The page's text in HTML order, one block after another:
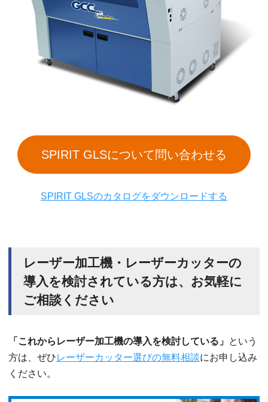
SPIRIT GLSについて問い合わせる
SPIRIT GLSのカタログをダウンロードする
レーザー加工機・レーザーカッターの
導入を検討されている方は、お気軽に
ご相談ください
「これからレーザー加工機の導入を検討している」 という
方は、ぜひレーザーカッター選びの無料相談にお申し込み
ください。